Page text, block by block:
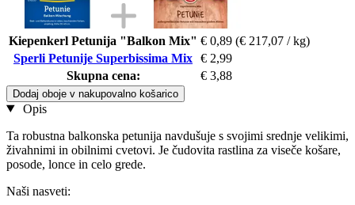
Kiepenkerl Petunija "Balkon Mix" € 0,89 (€ 217,07 / kg)
Sperli Petunije Superbissima Mix € 2,99
Skupna cena:
€ 3,88
Dodaj oboje v nakupovalno košarico
Opis
Ta robustna balkonska petunija navdušuje s svojimi srednje velikimi,
živahnimi in obilnimi cvetovi. Je čudovita rastlina za viseče košare,
posode, lonce in celo grede.
Naši nasveti: